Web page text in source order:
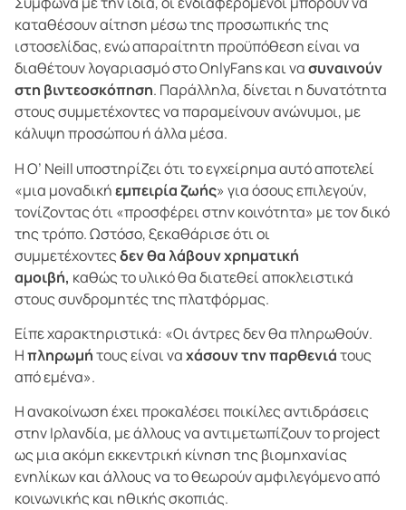
καταθέσουν αίτηση μέσω της προσωπικής της
ιστοσελίδας, ενώ απαραίτητη προϋπόθεση είναι να
διαθέτουν λογαριασμό στο OnlyFans και νασυναινούν
στη βιντεοσκόπηση. Παράλληλα, δίνεται η δυνατότητα
στους συμμετέχοντες να παραμείνουν ανώνυμοι, με
κάλυψη προσώπου ή άλλα μέσα.
Η O’ Neill υποστηρίζει ότι το εγχείρημα αυτό αποτελεί
«μια μοναδικήεμπειρία ζωής» για όσους επιλεγούν,
τονίζοντας ότι «προσφέρει στην κοινότητα» με τον δικό
της τρόπο. Ωστόσο, ξεκαθάρισε ότι οι
συμμετέχοντεςδεν θα λάβουν χρηματική
αμοιβή, καθώς το υλικό θα διατεθεί αποκλειστικά
στους συνδρομητές της πλατφόρμας.
Είπε χαρακτηριστικά: «Οι άντρες δεν θα πληρωθούν.
Ηπληρωμήτους είναι ναχάσουν την παρθενιάτους
από εμένα».
Η ανακοίνωση έχει προκαλέσει ποικίλες αντιδράσεις
στην Ιρλανδία, με άλλους να αντιμετωπίζουν το project
ως μια ακόμη εκκεντρική κίνηση της βιομηχανίας
ενηλίκων και άλλους να το θεωρούν αμφιλεγόμενο από
κοινωνικής και ηθικής σκοπιάς.